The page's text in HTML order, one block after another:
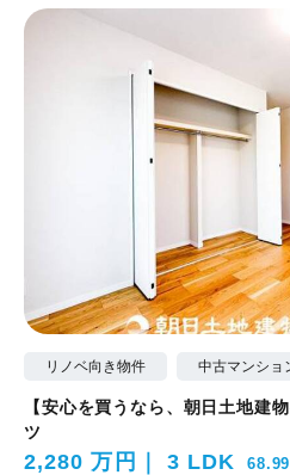
リノベ向き物件 中古マンショ
【安心を買うなら、朝日土地建
ツ
2,280 万円 3 LDK